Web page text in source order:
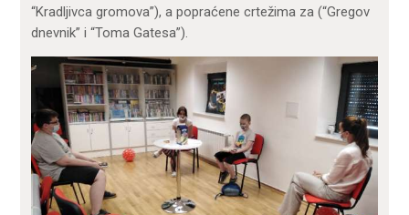
“Kradljivca gromova”), a popraćene crtežima za (“Gregov
dnevnik” i “Toma Gatesa”).